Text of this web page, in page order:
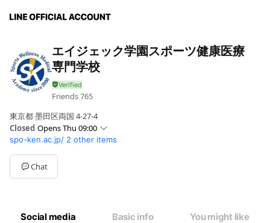
エイジェック学園スポーツ健康医療
専門学校
Friends765
東京都 墨田区両国 4-27-4
Closed Opens Thu 09:00
SunClosed
Mon09:00 - 17:00
Tue09:00 - 17:00
Wed09:00 - 17:00
10:00 - 15:00
spo-ken.ac.jp/ 2 other items
Chat
Social media Basic info You might like